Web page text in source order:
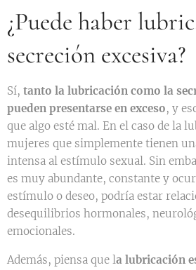
¿Puede haber
secreción excesiva?
Sí, tanto la lubricación como la
pueden presentarse en exceso, y
que algo esté mal. En el caso de la
mujeres que simplemente tienen
intensa al estímulo sexual. Sin
es muy abundante, constante y
estímulo o deseo, podría estar
desequilibrios hormonales,
emocionales.
Además, piensa que la lubricación